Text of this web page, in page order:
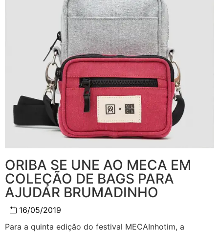
ORIBA SE UNE AO MECA EM
COLEÇÃO DE BAGS PARA
AJUDAR BRUMADINHO
16/05/2019
Para a quinta edição do festival MECAInhotim, a